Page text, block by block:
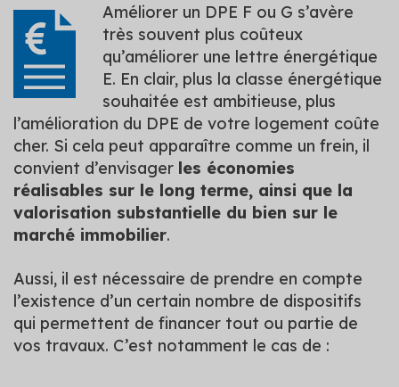
Améliorer un DPE F ou G s’avère
très souvent plus coûteux
qu’améliorer une lettre énergétique
E. En clair, plus la classe énergétique
souhaitée est ambitieuse, plus
l’amélioration du DPE de votre logement coûte
cher. Si cela peut apparaître comme un frein, il
convient d’envisager les économies
réalisables sur le long terme, ainsi que la
valorisation substantielle du bien sur le
marché immobilier.
Aussi, il est nécessaire de prendre en compte
l’existence d’un certain nombre de dispositifs
qui permettent de financer tout ou partie de
vos travaux. C’est notamment le cas de :